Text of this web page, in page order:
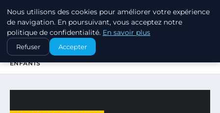
SWISSTALES
ACCUEIL
CADEAUX POUR ENFANTS
COMMENT CHOISIR DES LIVRES ADAPTÉS À L’ÂGE DES
ENFANTS
Nous utilisons des cookies pour améliorer votre expérience
de navigation. En poursuivant, vous acceptez notre
politique de confidentialité. En savoir plus
Refuser Accepter